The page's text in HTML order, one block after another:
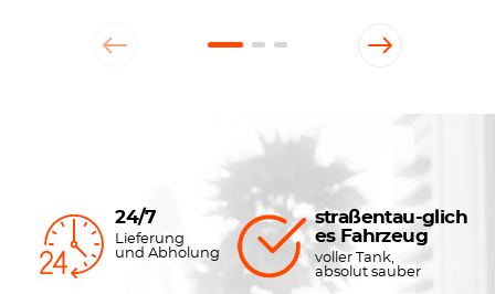
24/7
Lieferung
und Abholung
straßentau-glich
es Fahrzeug
voller Tank,
absolut sauber